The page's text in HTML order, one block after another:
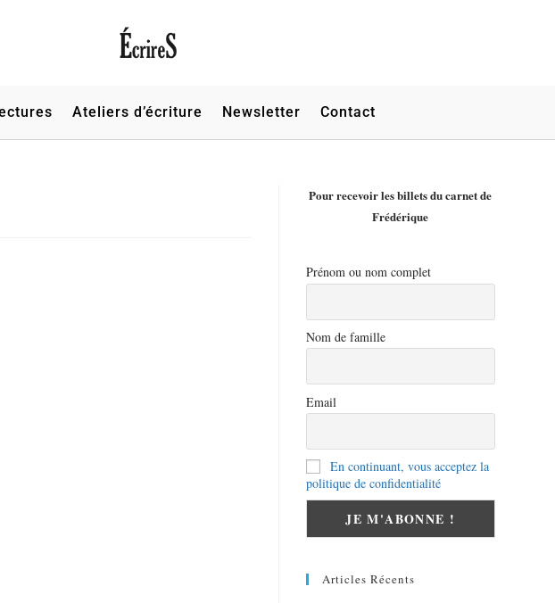
Ateliers d’écriture Newsletter Contact
Pour recevoir les billets du carnet de
Frédérique
Prénom ou nom complet
Nom de famille
Email
En continuant, vous acceptez la
politique de confidentialité
Articles Récents